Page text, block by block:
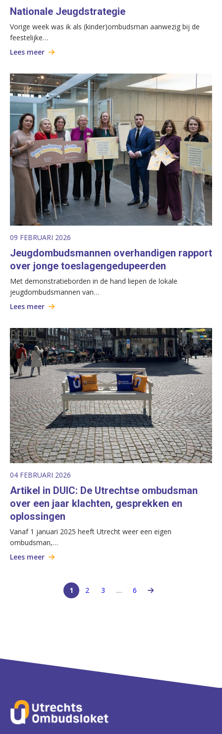
Nationale Jeugdstrategie
Vorige week was ik als (kinder)ombudsman aanwezig bij de
feestelijke…
Lees meer
09 FEBRUARI 2026
Jeugdombudsmannen overhandigen rapport
over jonge toeslagengedupeerden
Met demonstratieborden in de hand liepen de lokale
jeugdombudsmannen van…
Lees meer
04 FEBRUARI 2026
Artikel in DUIC: De Utrechtse ombudsman
over een jaar klachten, gesprekken en
oplossingen
Vanaf 1 januari 2025 heeft Utrecht weer een eigen
ombudsman,…
Lees meer
1 2 3 … 6